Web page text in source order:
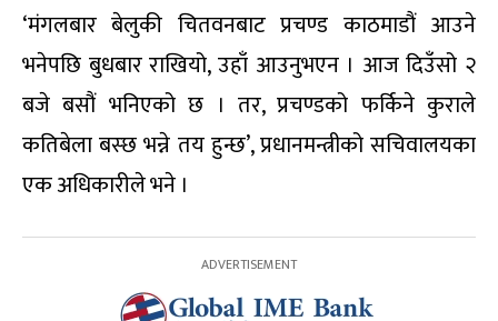
‘मंगलबार बेलुकी चितवनबाट प्रचण्ड काठमाडौं आउने
भनेपछि बुधबार राखियो, उहाँ आउनुभएन । आज दिउँसो २
बजे बसौं भनिएको छ । तर, प्रचण्डको फर्किने कुराले
कतिबेला बस्छ भन्ने तय हुन्छ’, प्रधानमन्त्रीको सचिवालयका
एक अधिकारीले भने ।